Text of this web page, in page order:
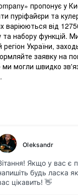
пропонує у
пуріфайєри та
варіюються від
та набору функцій.
України,
заявку на
ми могли швидко
093-12-54-333
Контакти
Повна версія сайту